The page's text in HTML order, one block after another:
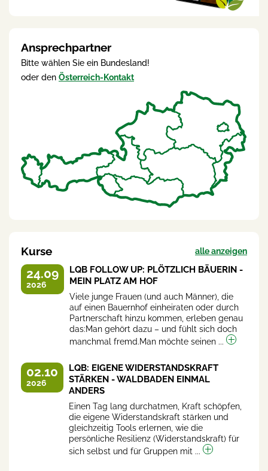
Ansprechpartner
Bitte wählen Sie ein Bundesland!
oder den Österreich-Kontakt
Kurse alle anzeigen
24.09
2026
LQB FOLLOW UP: PLÖTZLICH BÄUERIN -
MEIN PLATZ AM HOF
Viele junge Frauen (und auch Männer), die
auf einen Bauernhof einheiraten oder durch
Partnerschaft hinzu kommen, erleben genau
das:Man gehört dazu – und fühlt sich doch
manchmal fremd.Man möchte seinen ...
02.10
2026
LQB: EIGENE WIDERSTANDSKRAFT
STÄRKEN - WALDBADEN EINMAL
ANDERS
Einen Tag lang durchatmen, Kraft schöpfen,
die eigene Widerstandskraft stärken und
gleichzeitig Tools erlernen, wie die
persönliche Resilienz (Widerstandskraft) für
sich selbst und für Gruppen mit ...